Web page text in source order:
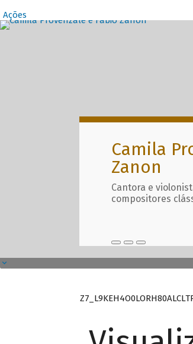
Ações
Destaques
Camila
Zanon
Cantora e
compositores